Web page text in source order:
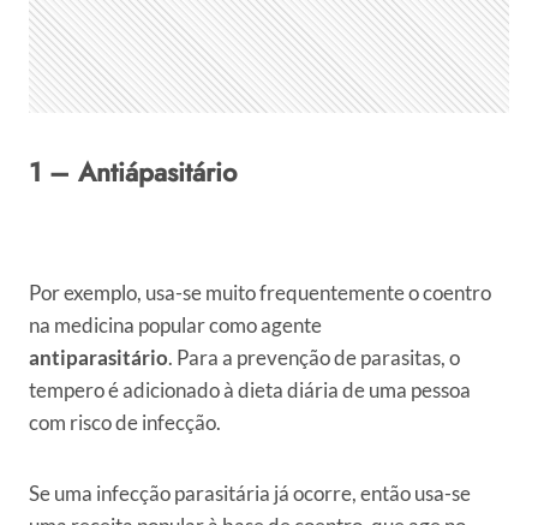
1 – Antiápasitário
Por exemplo, usa-se muito frequentemente o coentro
na medicina popular como agente
antiparasitário. Para a prevenção de parasitas, o
tempero é adicionado à dieta diária de uma pessoa
com risco de infecção.
Se uma infecção parasitária já ocorre, então usa-se